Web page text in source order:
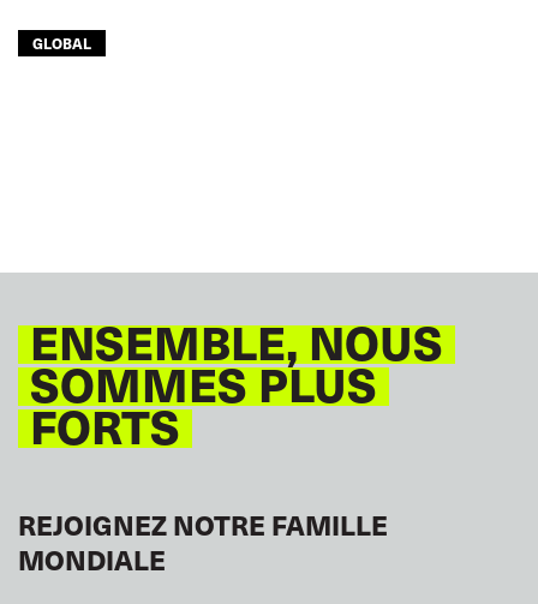
GLOBAL
ENSEMBLE, NOUS
SOMMES PLUS
FORTS
REJOIGNEZ NOTRE FAMILLE
MONDIALE